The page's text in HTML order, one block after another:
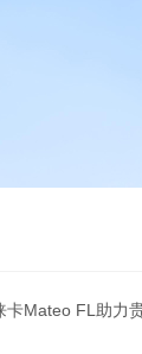
卡Mateo FL助力